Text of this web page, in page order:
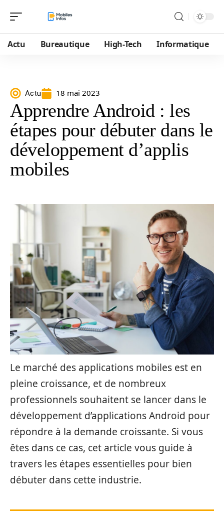
Actu Bureautique High-Tech Informatique
Actu 18 mai 2023
Apprendre Android : les
étapes pour débuter dans le
développement d’applis
mobiles
Le marché des applications mobiles est en
pleine croissance, et de nombreux
professionnels souhaitent se lancer dans le
développement d’applications Android pour
répondre à la demande croissante. Si vous
êtes dans ce cas, cet article vous guide à
travers les étapes essentielles pour bien
débuter dans cette industrie.